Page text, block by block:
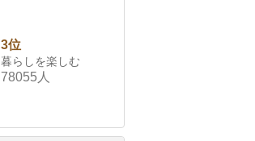
3位
暮らしを楽しむ
78055人